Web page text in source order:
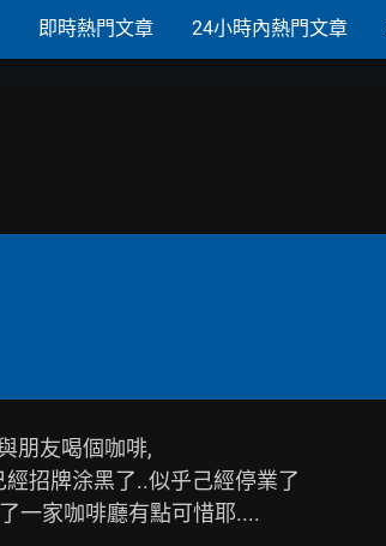
即時熱門文章 24小時內熱門文章
朋友喝個咖啡,
招牌涂黑了..似乎己經停業了
一家咖啡廳有點可惜耶....